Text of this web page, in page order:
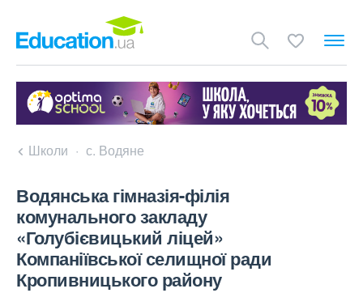
Школи с. Водяне
Водянська гімназія-філія
комунального закладу
«Голубієвицький ліцей»
Компаніївської селищної ради
Кропивницького району